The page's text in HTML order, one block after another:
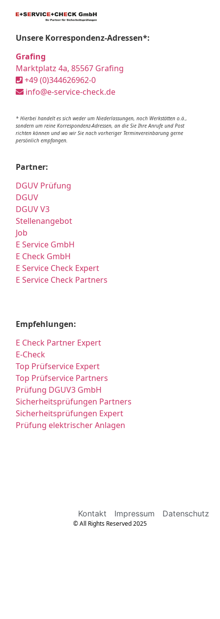
Unsere Korrespondenz-Adressen*:
Grafing
Marktplatz 4a, 85567 Grafing
+49 (0)344626962-0
info@e-service-check.de
* Hierbei handelt es sich weder um Niederlassungen, noch Werkstätten o.ä.,
sondern um reine Korrespondenz-Adressen, an die Sie Ihre Anrufe und Post
richten können und wo wir Sie nach vorheriger Terminvereinbarung gerne
persönlich empfangen.
Partner:
DGUV Prüfung
DGUV
DGUV V3
Stellenangebot
Job
E Service GmbH
E Check GmbH
E Service Check Expert
E Service Check Partners
Empfehlungen:
E Check Partner Expert
E-Check
Top Prüfservice Expert
Top Prüfservice Partners
Prüfung DGUV3 GmbH
Sicherheitsprüfungen Partners
Sicherheitsprüfungen Expert
Prüfung elektrischer Anlagen
Kontakt Impressum Datenschutz
© All Rights Reserved 2025